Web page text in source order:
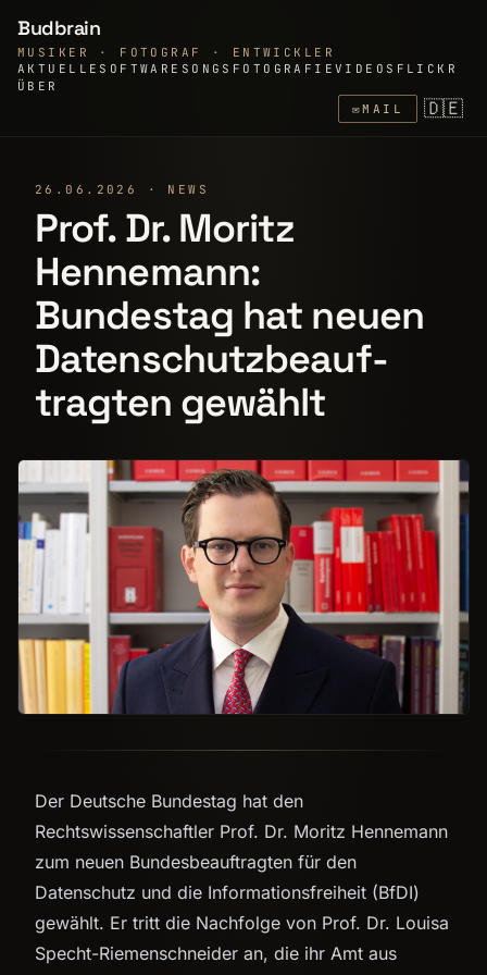
Budbrain
MUSIKER · FOTOGRAF · ENTWICKLER
AKTUELLE SOFTWARE SONGS FOTOGRAFIEVIDEOS FLICKR
ÜBER
✉MAIL 🇩🇪
26.06.2026 · NEWS
Prof. Dr. Moritz
Hennemann:
Bundestag hat neuen
Daten­schutzbeauf­
tragten gewählt
Der Deutsche Bundestag hat den
Rechtswissenschaftler Prof. Dr. Moritz Hennemann
zum neuen Bundesbeauftragten für den
Datenschutz und die Informationsfreiheit (BfDI)
gewählt. Er tritt die Nachfolge von Prof. Dr. Louisa
Specht-Riemenschneider an, die ihr Amt aus